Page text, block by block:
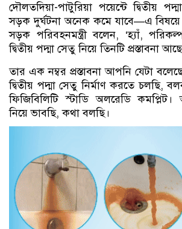
দৌলতদিয়া-পাটুরিয়া পয়েন্টে দ্বিতীয়
সড়ক দুর্ঘটনা অনেক কমে যাবে—এ
সড়ক পরিবহনমন্ত্রী বলেন, ‘হ্যাঁ,
দ্বিতীয় পদ্মা সেতু নিয়ে তিনটি প্রস্তাবনা
তার এক নম্বর প্রস্তাবনা আপনি যেটা
দ্বিতীয় পদ্মা সেতু নির্মাণ করতে চলছি,
ফিজিবিলিটি স্টাডি অলরেডি কমপ্লিট।
নিয়ে ভাবছি, কথা বলছি।